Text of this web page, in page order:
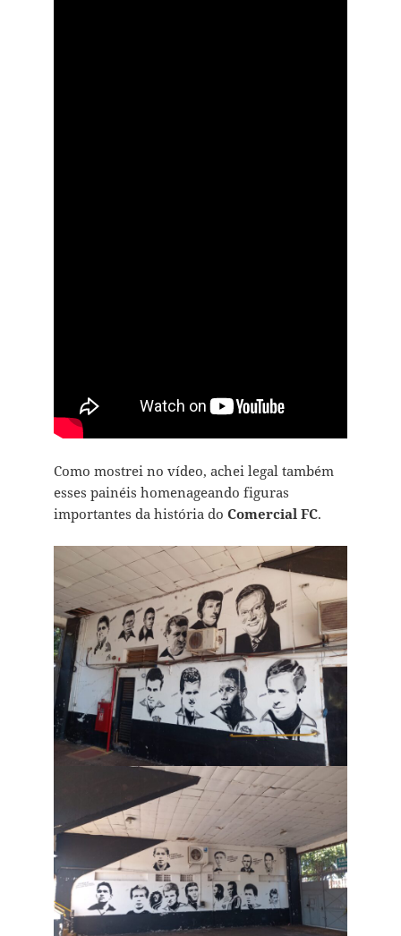
Como mostrei no vídeo, achei legal também
esses painéis homenageando figuras
importantes da história do Comercial FC.